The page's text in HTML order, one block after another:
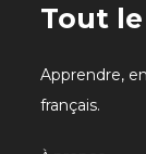
Tout
Apprendre,
français.